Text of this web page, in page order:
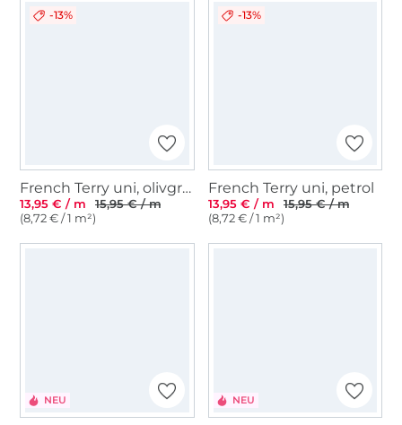
-13%
French Terry uni, olivgrün
13,95 € / m
15,95 € / m
(8,72 € / 1 m²)
-13%
French Terry uni, petrol
13,95 € / m
15,95 € / m
(8,72 € / 1 m²)
NEU NEU